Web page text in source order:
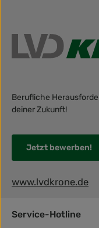
Berufliche
deiner Zukunft!
Jetzt bewerben!
www.lvdkrone.de
Service-Hotline